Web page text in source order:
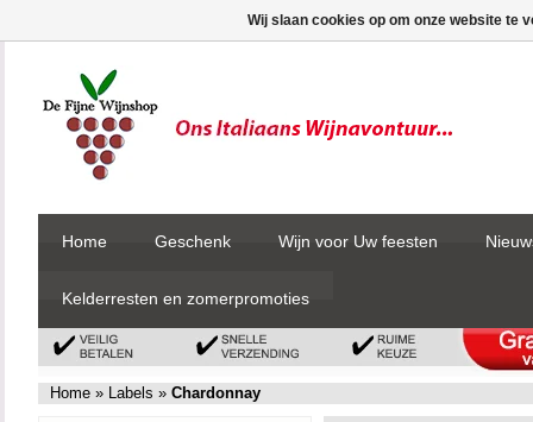
Home Geschenk Wijn voor Uw feesten
Kelderresten en zomerpromoties
Home » Labels » Chardonnay
Wij slaan cookies op om onze website te